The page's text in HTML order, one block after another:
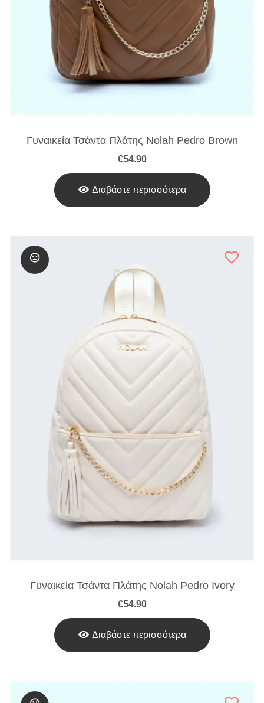
Γυναικεία Τσάντα Πλάτης Nolah Pedro Brown
€54.90
Διαβάστε περισσότερα
Γυναικεία Τσάντα Πλάτης Nolah Pedro Ivory
€54.90
Διαβάστε περισσότερα